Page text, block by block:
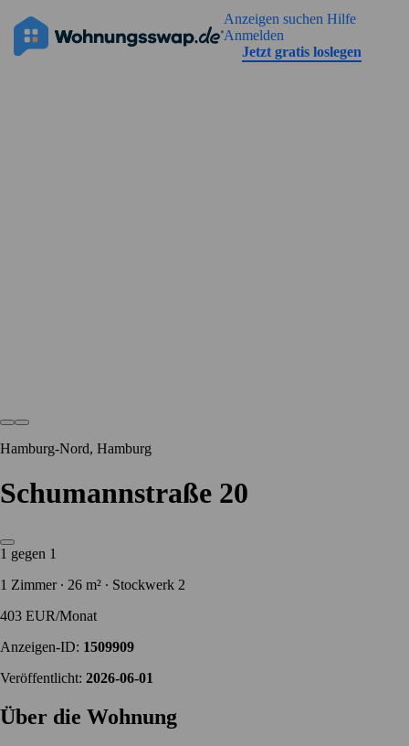
Anzeigen suchen Hilfe
Anmelden
Jetzt gratis loslegen
Die Anzeige hat noch keine Bilder
Straßenansicht
Hamburg-Nord, Hamburg
Schumannstraße 20
1 gegen 1
1 Zimmer ∙ 26 m² ∙ Stockwerk 2
403 EUR/Monat
Anzeigen-ID: 1509909
Veröffentlicht: 2026-06-01
Über die Wohnung